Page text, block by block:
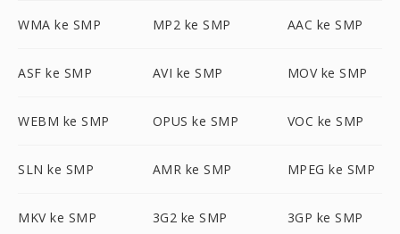
WMA ke SMP MP2 ke SMP AAC ke SMP
ASF ke SMP AVI ke SMP MOV ke SMP
WEBM ke SMP OPUS ke SMP VOC ke SMP
SLN ke SMP AMR ke SMP MPEG ke SMP
MKV ke SMP 3G2 ke SMP 3GP ke SMP